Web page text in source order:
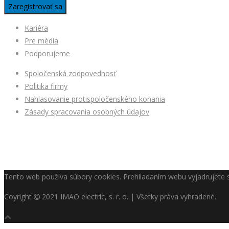
Kariéra
Pre média
Podporujeme
Spoločenská zodpovednosť
Politika firmy
Nahlasovanie protispoločenského konania
Zásady spracovania osobných údajov
Tento web používa súbory cookies. Prehliadaním webu vyjadrujete
Coyright 2021 IMAO electric, s. r. o. | Všetky práva vyhradené.